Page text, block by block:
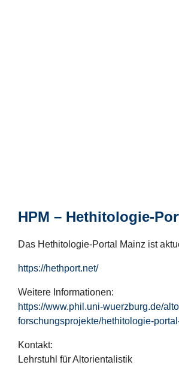
HPM – Hethitologie-
Das Hethitologie-Portal Mainz ist
https://hethport.net/
Weitere Informationen:
https://www.phil.uni-wuerzburg.de/
forschungsprojekte/hethitologie-
Kontakt:
Lehrstuhl für Altorientalistik